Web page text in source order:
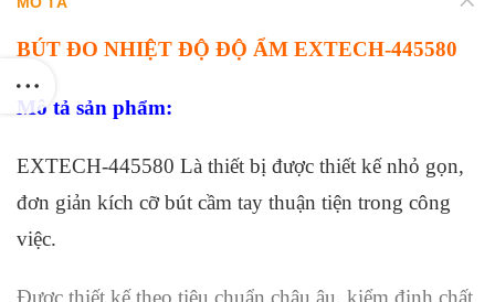
BÚT ĐO NHIỆT ĐỘ ĐỘ ẨM EXTECH-445580
Mô tả sản phẩm:
EXTECH-445580 Là thiết bị được thiết kế nhỏ gọn,
đơn giản kích cỡ bút cầm tay thuận tiện trong công
việc.
Được thiết kế theo tiêu chuẩn châu âu, kiểm định chất